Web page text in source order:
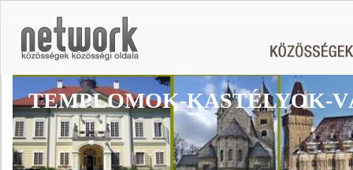
TEMPLOMOK-KASTÉLYOK-